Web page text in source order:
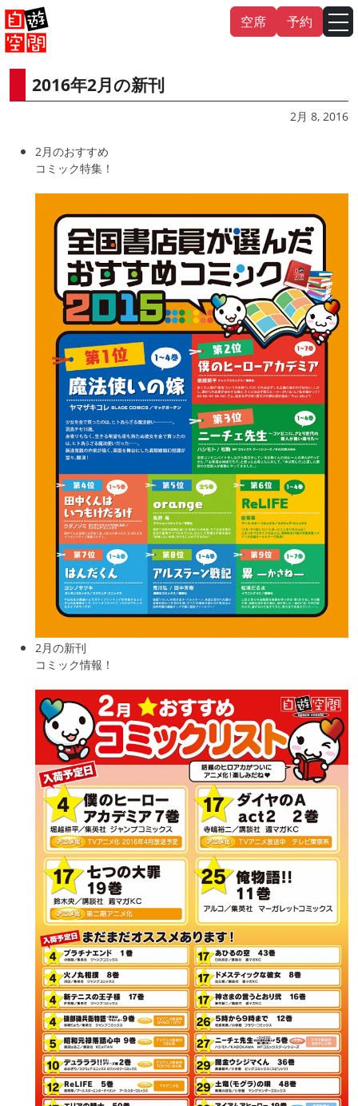
Skip
to
content
空席 予約
2016年2月の新刊
2月 8, 2016
2月のおすすめ
コミック特集！
2月の新刊
コミック情報！
English 中文（繁體） 中文（简体）
日本語